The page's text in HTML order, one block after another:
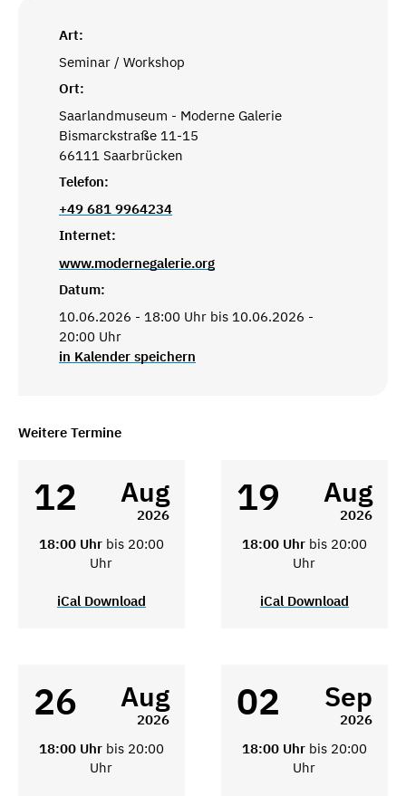
Art:
Seminar / Workshop
Ort:
Saarlandmuseum - Moderne Galerie
Bismarckstraße 11-15
66111 Saarbrücken
Telefon:
+49 681 9964234
Internet:
www.modernegalerie.org
Datum:
10.06.2026 - 18:00 Uhr bis 10.06.2026 -
20:00 Uhr
in Kalender speichern
Weitere Termine
12 Aug
2026
18:00 Uhr bis 20:00
Uhr
iCal Download
19 Aug
2026
18:00 Uhr bis 20:00
Uhr
iCal Download
26 Aug
2026
18:00 Uhr bis 20:00
Uhr
02 Sep
2026
18:00 Uhr bis 20:00
Uhr